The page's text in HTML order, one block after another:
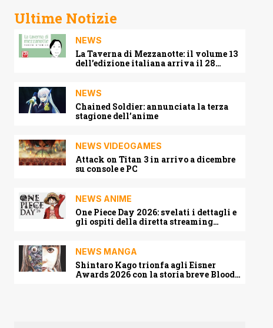
Ultime Notizie
NEWS
La Taverna di Mezzanotte: il volume 13
dell’edizione italiana arriva il 28
NEWS
Chained Soldier: annunciata la terza
stagione dell’anime
NEWS VIDEOGAMES
Attack on Titan 3 in arrivo a dicembre
su console e PC
NEWS ANIME
One Piece Day 2026: svelati i dettagli e
gli ospiti della diretta streaming
NEWS MANGA
Shintaro Kago trionfa agli Eisner
Awards 2026 con la storia breve Blood